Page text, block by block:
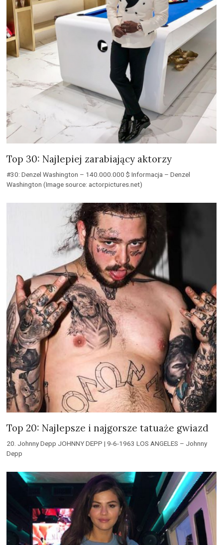
Top 30: Najlepiej zarabiający aktorzy
#30: Denzel Washington – 140.000.000 $ Informacja – Denzel
Washington (Image source: actorpictures.net)
Top 20: Najlepsze i najgorsze tatuaże gwiazd
20. Johnny Depp JOHNNY DEPP | 9-6-1963 LOS ANGELES – Johnny
Depp